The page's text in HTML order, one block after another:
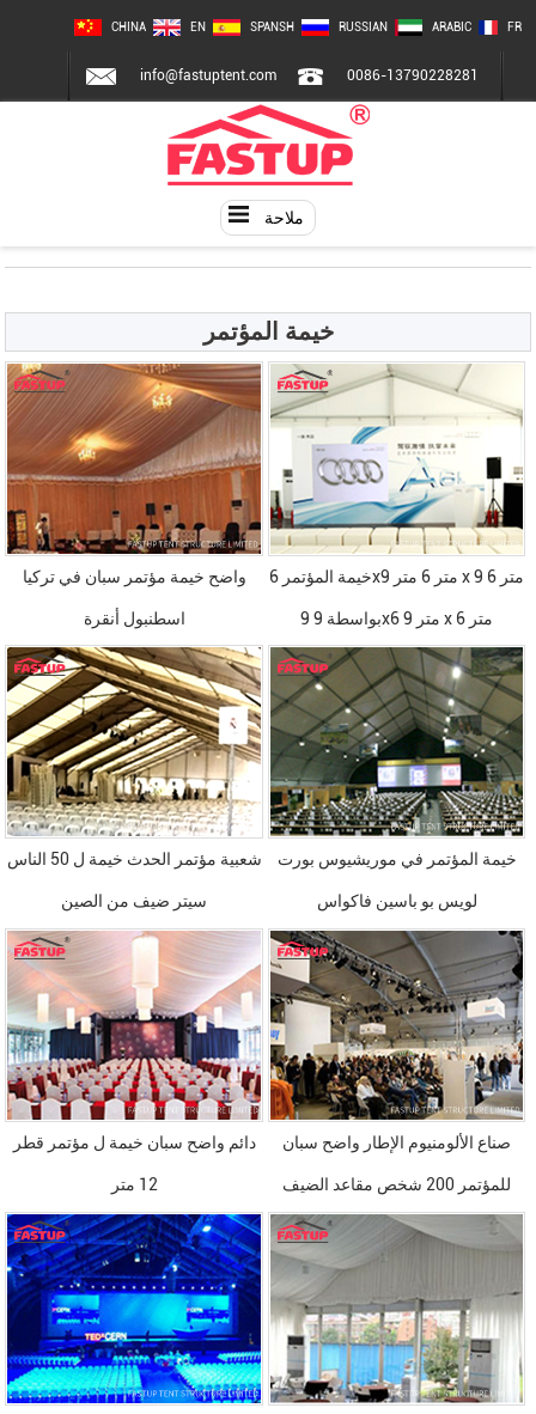
CHINA EN SPANSH RUSSIAN ARABIC FR
info@fastuptent.com 0086-13790228281
ملاحة
خيمة المؤتمر
واضح خيمة مؤتمر سبان في تركيا
اسطنبول أنقرة
خيمة المؤتمر 6x9 متر 6 متر x 9 متر 6
بواسطة 9 9x6 9 متر x 6 متر
شعبية مؤتمر الحدث خيمة ل 50 الناس
سيتر ضيف من الصين
خيمة المؤتمر في موريشيوس بورت
لويس بو باسين فاكواس
دائم واضح سبان خيمة ل مؤتمر قطر
12 متر
صناع الألومنيوم الإطار واضح سبان
للمؤتمر 200 شخص مقاعد الضيف